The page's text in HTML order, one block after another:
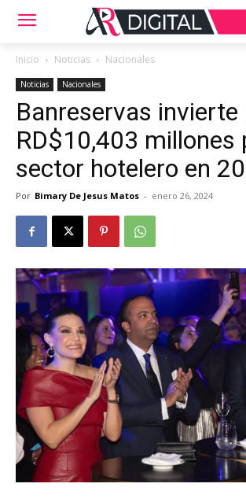
Inicio Noticias Nacionales
Noticias Nacionales
Banreservas invierte
RD$10,403 millones
sector hotelero en
Por Bimary De Jesus Matos - enero 26, 2024